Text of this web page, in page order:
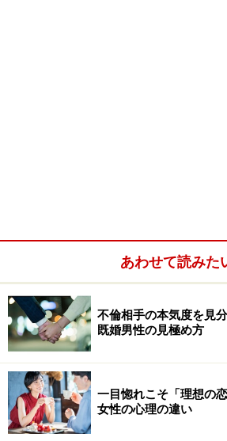
あわせて読みた
不倫相手の本気度を見
既婚男性の見極め方
一目惚れこそ「理想の
女性の心理の違い